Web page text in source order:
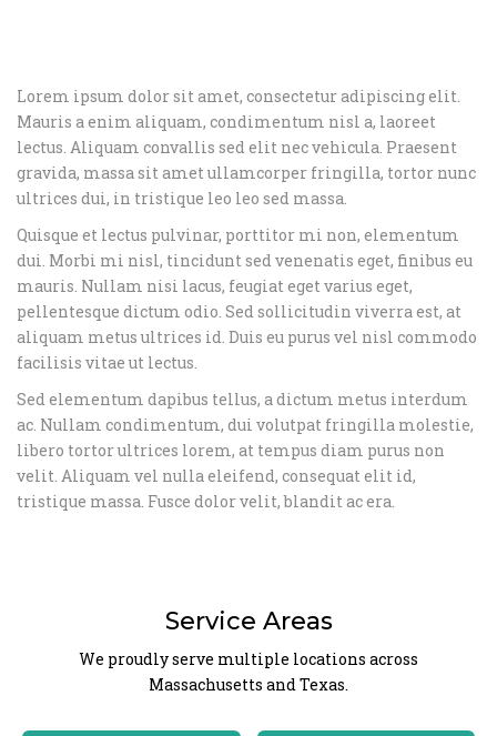
Lorem ipsum dolor sit amet, consectetur adipiscing elit.
Mauris a enim aliquam, condimentum nisl a, laoreet
lectus. Aliquam convallis sed elit nec vehicula. Praesent
gravida, massa sit amet ullamcorper fringilla, tortor nunc
ultrices dui, in tristique leo leo sed massa.
Quisque et lectus pulvinar, porttitor mi non, elementum
dui. Morbi mi nisl, tincidunt sed venenatis eget, finibus eu
mauris. Nullam nisi lacus, feugiat eget varius eget,
pellentesque dictum odio. Sed sollicitudin viverra est, at
aliquam metus ultrices id. Duis eu purus vel nisl commodo
facilisis vitae ut lectus.
Sed elementum dapibus tellus, a dictum metus interdum
ac. Nullam condimentum, dui volutpat fringilla molestie,
libero tortor ultrices lorem, at tempus diam purus non
velit. Aliquam vel nulla eleifend, consequat elit id,
tristique massa. Fusce dolor velit, blandit ac era.
Service Areas
We proudly serve multiple locations across
Massachusetts and Texas.